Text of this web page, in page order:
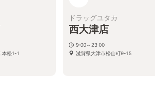
本松1-1
ドラッグユタカ
西大津店
9:00～23:00
滋賀県大津市松山町9-15